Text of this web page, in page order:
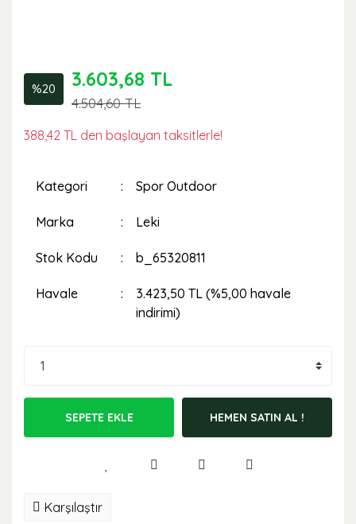
%20 3.603,68 TL
4.504,60 TL
388,42 TL den başlayan taksitlerle!
Kategori Spor Outdoor
Marka Leki
Stok Kodu b_65320811
Havale
3.423,50 TL (%5,00 havale
indirimi)
SEPETE EKLE HEMEN SATIN AL !
Karşılaştır